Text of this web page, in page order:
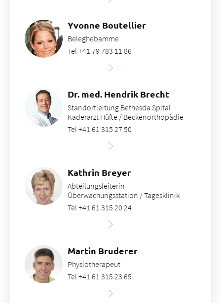
Yvonne Boutellier
Beleghebamme
Tel +41 79 783 11 86
Dr. med. Hendrik Brecht
Standortleitung Bethesda Spital
Kaderarzt Hüfte / Beckenorthopädie
Tel +41 61 315 27 50
Kathrin Breyer
Abteilungsleiterin
Überwachungsstation / Tagesklinik
Tel +41 61 315 20 24
Martin Bruderer
Physiotherapeut
Tel +41 61 315 23 65